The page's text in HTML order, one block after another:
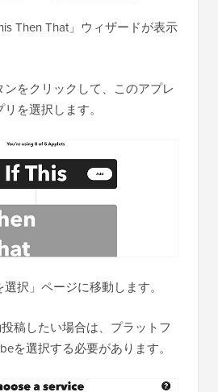
Then That」ウィザードが表示
ンをクリックして、このアプレ
を選択します。
択」ページに移動します。
稿したい場合は、プラットフ
を選択する必要があります。